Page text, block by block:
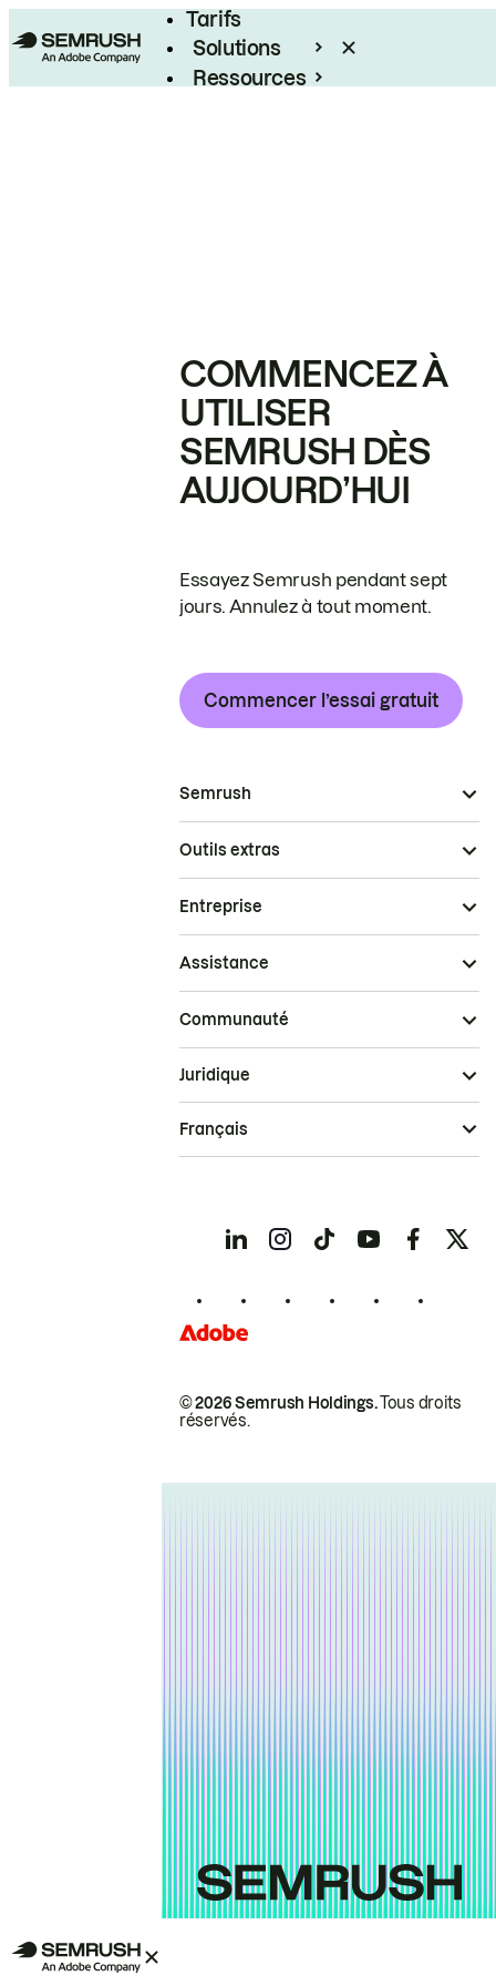
Tarifs
Solutions
Ressources
COMMENCEZ À
UTILISER
SEMRUSH DÈS
AUJOURD’HUI
Essayez Semrush pendant sept
jours. Annulez à tout moment.
Commencer l’essai gratuit
Semrush
Outils extras
Entreprise
Assistance
Communauté
© 2026 Semrush Holdings.Tous droits
réservés.
Juridique
Français